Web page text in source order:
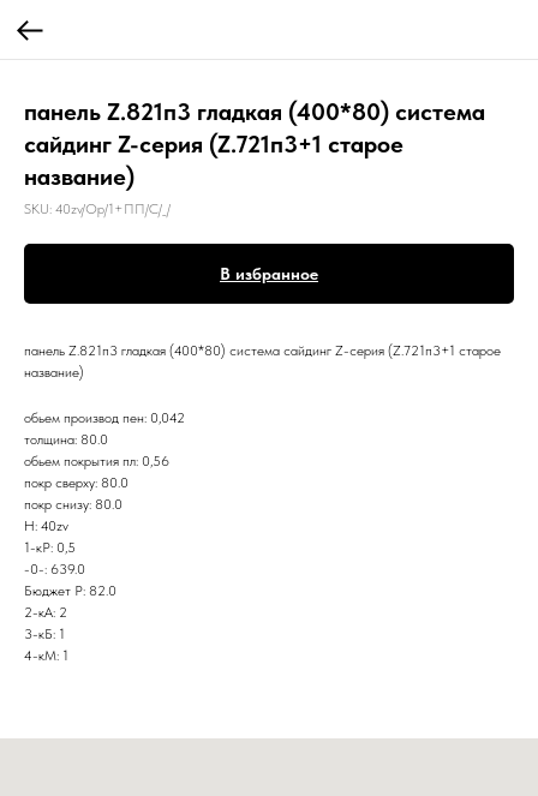
панель Z.821п3 гладкая (400*80) система
сайдинг Z-серия (Z.721п3+1 старое
название)
SKU: 40zv/Op/1+ПП/С/_/
В избранное
панель Z.821п3 гладкая (400*80) система сайдинг Z-серия (Z.721п3+1 старое
название)
обьем производ пен: 0,042
толщина: 80.0
обьем покрытия пл: 0,56
покр сверху: 80.0
покр снизу: 80.0
Н: 40zv
1-кР: 0,5
-0-: 639.0
Бюджет Р: 82.0
2-кА: 2
3-кБ: 1
4-кМ: 1